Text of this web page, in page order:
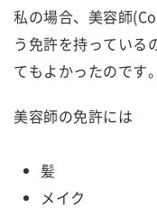
私の場合、美容師
う免許を持っている
てもよかったのです。
美容師の免許には
髪
メイク